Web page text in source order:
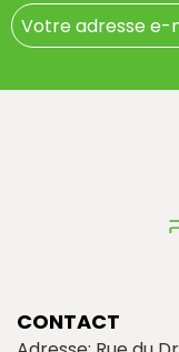
CONTACT